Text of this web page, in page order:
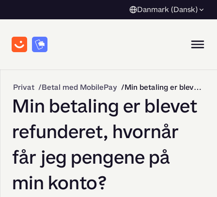
Danmark (Dansk)
Privat Betal med MobilePay Min betaling er blevet refunderet, hvornår får jeg pengene på min konto?
Min betaling er blevet
refunderet, hvornår
får jeg pengene på
min konto?